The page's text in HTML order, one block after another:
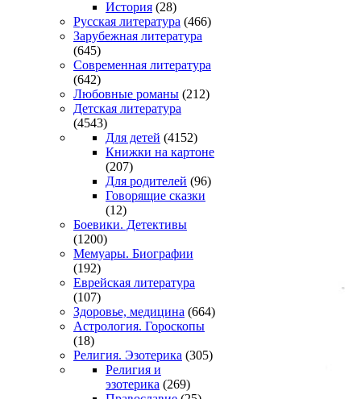
История (28)
Русская литература (466)
Зарубежная литература
(645)
Современная литература
(642)
Любовные романы (212)
Детская литература
(4543)
Для детей (4152)
Книжки на картоне
(207)
Для родителей (96)
Говорящие сказки
(12)
Боевики. Детективы
(1200)
Мемуары. Биографии
(192)
Еврейская литература
(107)
Здоровье, медицина (664)
Астрология. Гороскопы
(18)
Религия. Эзотерика (305)
Религия и
эзотерика (269)